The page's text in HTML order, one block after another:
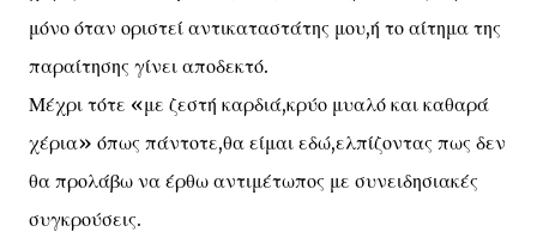
μόνο όταν οριστεί αντικαταστάτης μου,ή το αίτημα της
παραίτησης γίνει αποδεκτό.
Μέχρι τότε «με ζεστή καρδιά,κρύο μυαλό και καθαρά
χέρια» όπως πάντοτε,θα είμαι εδώ,ελπίζοντας πως δεν
θα προλάβω να έρθω αντιμέτωπος με συνειδησιακές
συγκρούσεις.